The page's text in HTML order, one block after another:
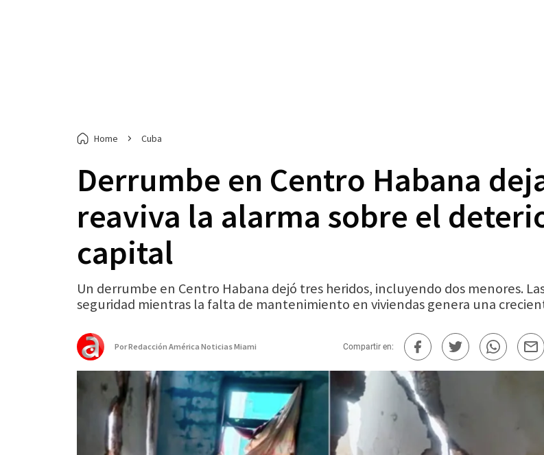
Home Cuba
Derrumbe en Centro Habana
reaviva la alarma sobre el
capital
Un derrumbe en Centro Habana dejó tres heridos, incluyendo dos menores.
seguridad mientras la falta de mantenimiento en viviendas genera una
PorRedacción América Noticias Miami Compartir en: